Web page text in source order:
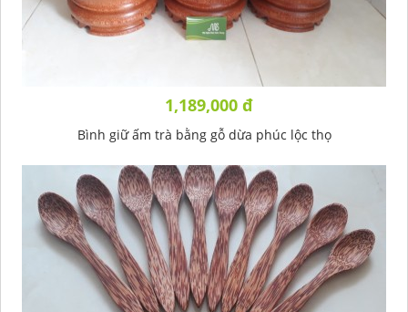
1,189,000 đ
Bình giữ ấm trà bằng gỗ dừa phúc lộc thọ